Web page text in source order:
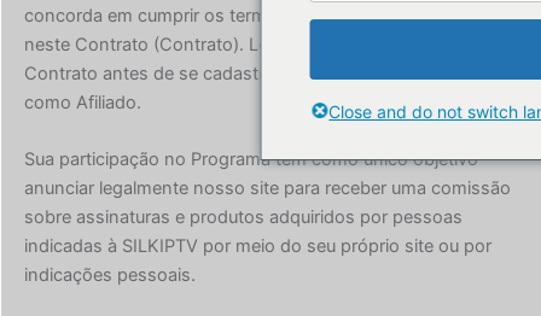
concorda em cumprir os termos e condições contidos
neste Contrato (Contrato). Leia atentamente todo o
Contrato antes de se cadastrar e promover a SILKIPTV
como Afiliado.
Sua participação no Programa tem como único objetivo
anunciar legalmente nosso site para receber uma comissão
sobre assinaturas e produtos adquiridos por pessoas
indicadas à SILKIPTV por meio do seu próprio site ou por
indicações pessoais.
Close and do not switch